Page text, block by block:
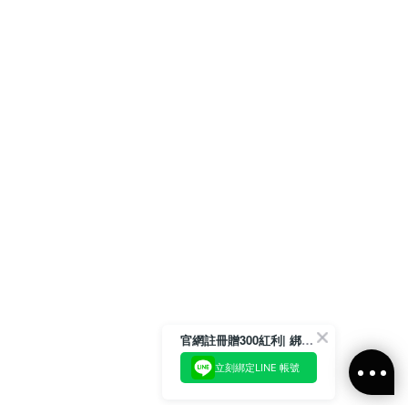
官網註冊贈300紅利| 綁定LINE再領取專屬優惠
立刻綁定LINE 帳號